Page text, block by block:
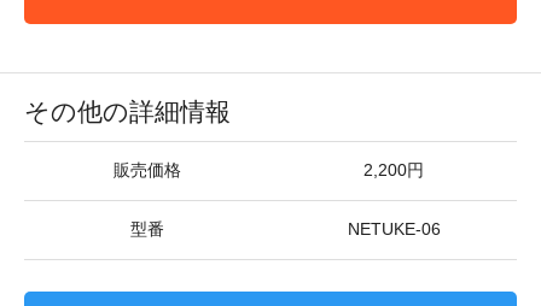
その他の詳細情報
販売価格 2,200円
型番 NETUKE-06